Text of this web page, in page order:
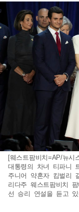
[웨스트팜비치=AP/뉴
대통령의 차녀 티파니
주니어 약혼자 킴벌리
리다주 웨스트팜비치
선 승리 연설을 듣고 있